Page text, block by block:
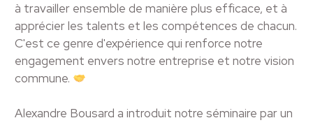
à travailler ensemble de manière plus efficace, et à
apprécier les talents et les compétences de chacun.
C'est ce genre d'expérience qui renforce notre
engagement envers notre entreprise et notre vision
commune.
Alexandre Bousard a introduit notre séminaire par un